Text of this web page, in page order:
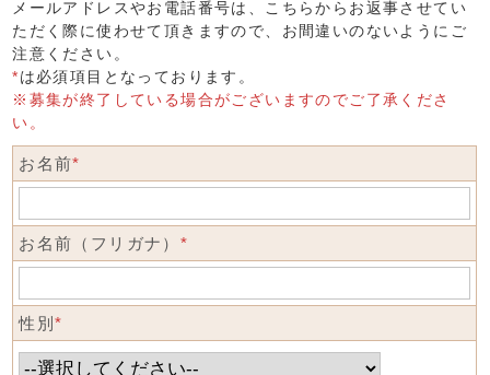
メールアドレスやお電話番号は、こちらからお返事させてい
ただく際に使わせて頂きますので、お間違いのないようにご
注意ください。
*は必須項目となっております。
※募集が終了している場合がございますのでご了承くださ
い。
お名前*
お名前（フリガナ） *
性別*